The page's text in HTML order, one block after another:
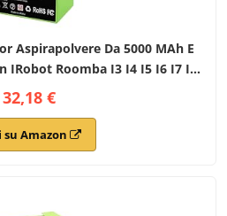
Aspirapolvere Da 5000 MAh E
IRobot Roomba I3 I4 I5 I6 I7 I8
For Aspirapolvere(1Pcs
5000mAh)
32,18 €
su Amazon